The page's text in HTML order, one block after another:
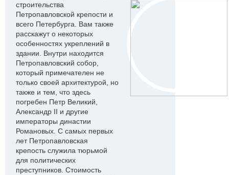
строительства
Петропавловской крепости и
всего Петербурга. Вам также
расскажут о некоторых
особенностях укреплений в
здании. Внутри находится
Петропавловский собор,
который примечателен не
только своей архитектурой, но
также и тем, что здесь
погребен Петр Великий,
Александр II и другие
императоры династии
Романовых. С самых первых
лет Петропавловская
крепость служила тюрьмой
для политических
преступников. Стоимость